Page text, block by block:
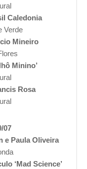
Caledonia
Verde
Mineiro
Minino’
Rosa
07
e Paula Oliveira
‘Mad Science’